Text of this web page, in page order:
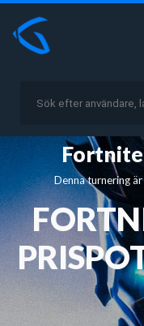
Denna turnering